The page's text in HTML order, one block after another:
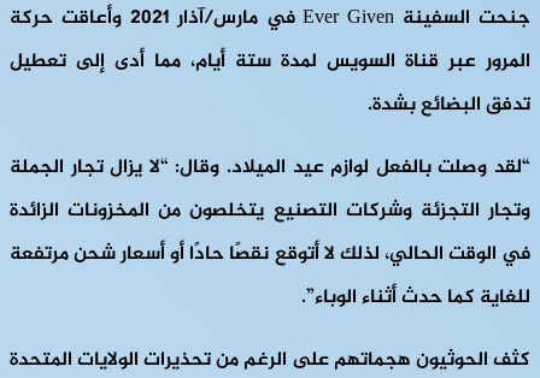
جنحت السفينة Ever Given في مارس/آذار 2021 وأعاقت حركة
المرور عبر قناة السويس لمدة ستة أيام، مما أدى إلى تعطيل
تدفق البضائع بشدة.
“لقد وصلت بالفعل لوازم عيد الميلاد. وقال: “لا يزال تجار الجملة
وتجار التجزئة وشركات التصنيع يتخلصون من المخزونات الزائدة
في الوقت الحالي، لذلك لا أتوقع نقصًا حادًا أو أسعار شحن مرتفعة
للغاية كما حدث أثناء الوباء”.
كثف الحوثيون هجماتهم على الرغم من تحذيرات الولايات المتحدة